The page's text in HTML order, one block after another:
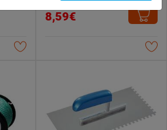
8,59€
und welche nicht.
findest du in unserer